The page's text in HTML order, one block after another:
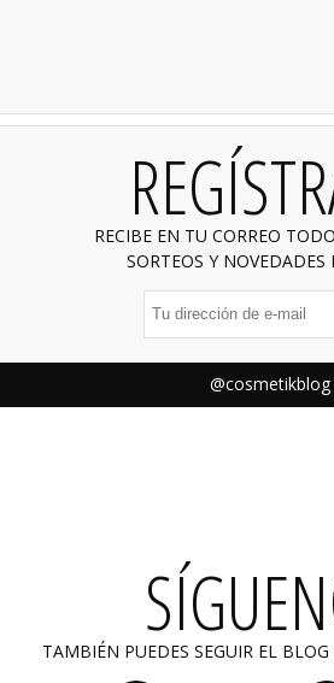
RECIBE EN TU CORREO
SORTEOS Y NOVEDADES
@cosmetikblog
TAMBIÉN PUEDES SEGUIR EL BLOG